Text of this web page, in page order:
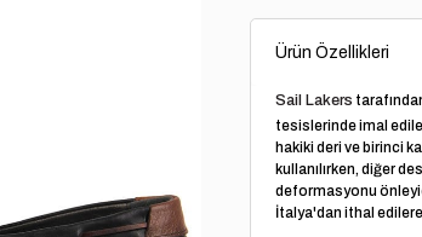
Ürün Özellikleri
Sail Lakers
tesislerinde imal
hakiki deri ve birinci
kullanılırken, diğer
deformasyonu
İtalya'dan ithal